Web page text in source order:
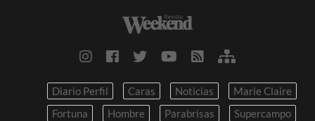
Diario Perfil Caras Noticias
Marie Claire
Fortuna
Hombre Parabrisas
Supercampo